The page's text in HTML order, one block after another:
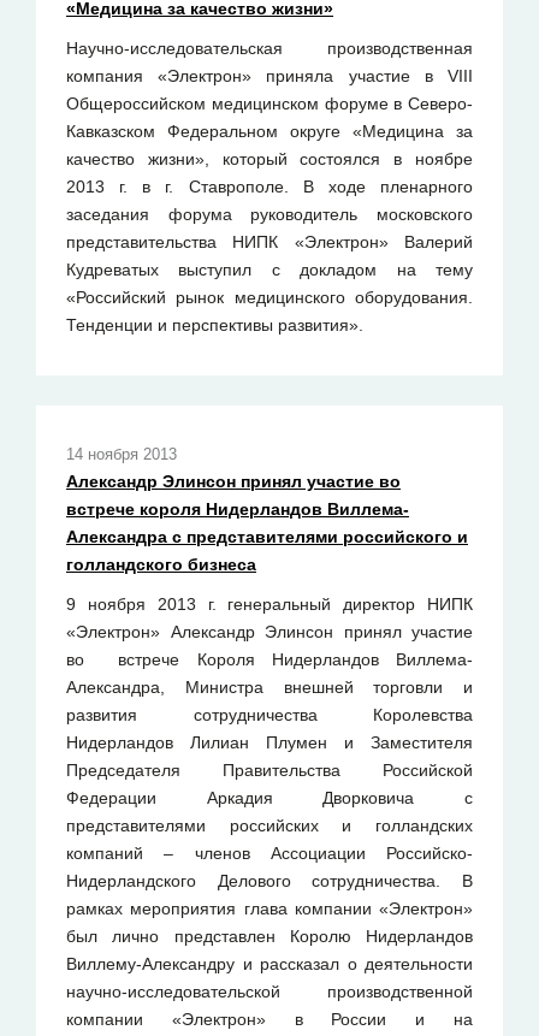
«Медицина за качество жизни»
Научно-исследовательская производственная
компания «Электрон» приняла участие в VIII
Общероссийском медицинском форуме в Северо-
Кавказском Федеральном округе «Медицина за
качество жизни», который состоялся в ноябре
2013 г. в г. Ставрополе. В ходе пленарного
заседания форума руководитель московского
представительства НИПК «Электрон» Валерий
Кудреватых выступил с докладом на тему
«Российский рынок медицинского оборудования.
Тенденции и перспективы развития».
14 ноября 2013
Александр Элинсон принял участие во
встрече короля Нидерландов Виллема-
Александра с представителями российского и
голландского бизнеса
9 ноября 2013 г. генеральный директор НИПК
«Электрон» Александр Элинсон принял участие
во встрече Короля Нидерландов Виллема-
Александра, Министра внешней торговли и
развития сотрудничества Королевства
Нидерландов Лилиан Плумен и Заместителя
Председателя Правительства Российской
Федерации Аркадия Дворковича с
представителями российских и голландских
компаний – членов Ассоциации Российско-
Нидерландского Делового сотрудничества. В
рамках мероприятия глава компании «Электрон»
был лично представлен Королю Нидерландов
Виллему-Александру и рассказал о деятельности
научно-исследовательской производственной
компании «Электрон» в России и на